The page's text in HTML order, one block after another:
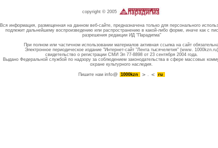
copyright © 2005
Вся информация, размещенная на данном веб-сайте, предназначена только для персонального
подлежит дальнейшему воспроизведению или распространению в какой-либо форме, иначе как с
разрешения редакции ИД "Парадигма"
При полном или частичном использовании материалов активная ссылка на сайт
Электронное периодическое издание "Интернет-сайт "Лента тысячелетия" (www. 1000kzn.ru)
свидетельство о регистрации СМИ Эл 77-8898 от 23 сентября 2004 года.
Выдано Федеральной службой по надзору за соблюдением законодательства в сфере массовых
охране культурного наследия.
Пишите намinfo@ 1000kzn . ru